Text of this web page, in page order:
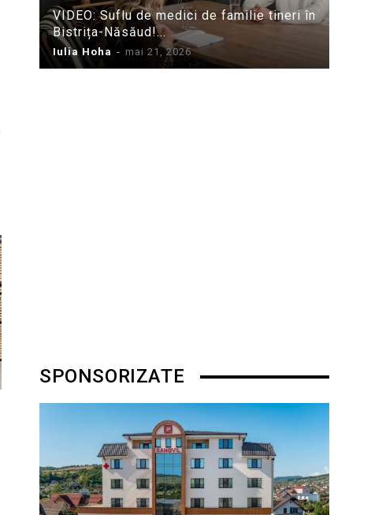
VIDEO: Suflu de medici de familie tineri în
Bistrița-Năsăud!...
Iulia Hoha - mai 21, 2026
SPONSORIZATE